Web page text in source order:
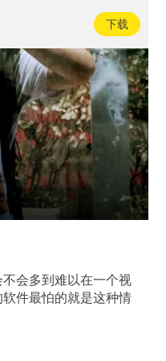
下载
会多到难以在一个视
件最怕的就是这种情